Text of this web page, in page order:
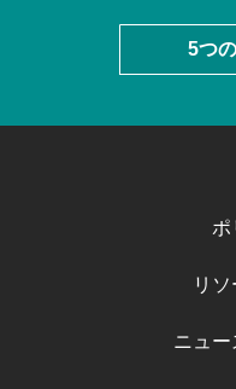
5つ
ポ
リ
ニュー